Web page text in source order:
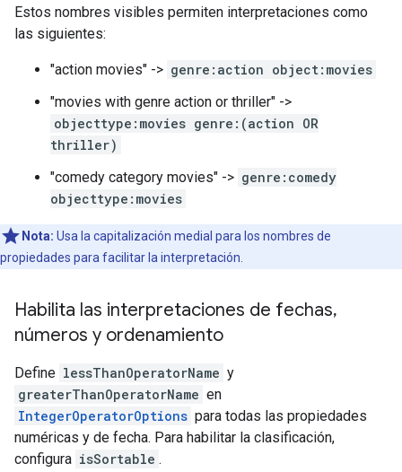
Estos nombres visibles permiten interpretaciones como
las siguientes:
"action movies" -> genre:action object:movies
"movies with genre action or thriller" ->
objecttype:movies genre:(action OR
thriller)
"comedy category movies" -> genre:comedy
objecttype:movies
Nota: Usa la capitalización medial para los nombres de
propiedades para facilitar la interpretación.
Habilita las interpretaciones de fechas,
números y ordenamiento
Define lessThanOperatorName y
greaterThanOperatorName en
IntegerOperatorOptions para todas las propiedades
numéricas y de fecha. Para habilitar la clasificación,
configura isSortable .